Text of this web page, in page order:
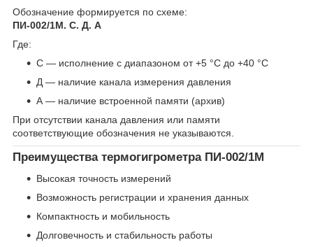
Обозначение формируется по схеме:
ПИ-002/1М. С. Д. А
Где:
С — исполнение с диапазоном от +5 °С до +40 °С
Д — наличие канала измерения давления
А — наличие встроенной памяти (архив)
При отсутствии канала давления или памяти
соответствующие обозначения не указываются.
Преимущества термогигрометра ПИ-002/1М
Высокая точность измерений
Возможность регистрации и хранения данных
Компактность и мобильность
Долговечность и стабильность работы